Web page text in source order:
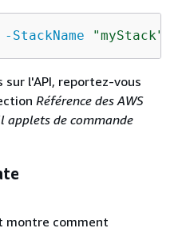
-StackName "myStack"
sur l'API, reportez-vous
Référence des AWS
applets de commande
montre comment